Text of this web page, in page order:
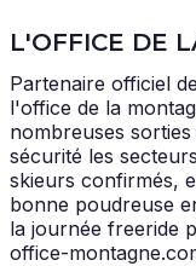
L'OFFICE DE
Partenaire officiel
l'office de la
nombreuses
sécurité les
skieurs confirmés,
bonne poudreuse
la journée freeride
office-